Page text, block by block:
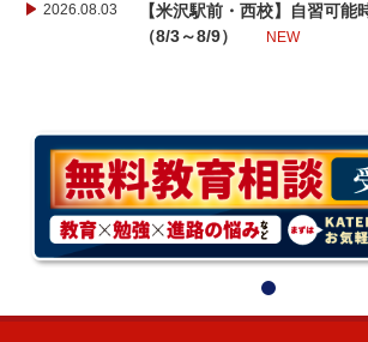
2026.08.03
【米沢駅前・西校】自習可能
（8/3～8/9）
NEW